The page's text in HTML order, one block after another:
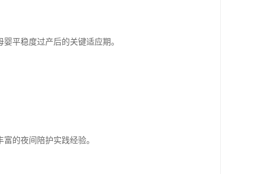
平稳度过产后的关键适应期。
的夜间陪护实践经验。